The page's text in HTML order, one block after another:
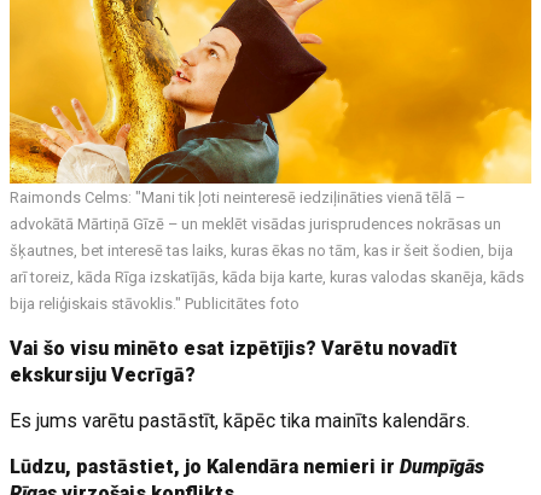
Raimonds Celms: "Mani tik ļoti neinteresē iedziļināties vienā tēlā –
advokātā Mārtiņā Gīzē – un meklēt visādas jurisprudences nokrāsas un
šķautnes, bet interesē tas laiks, kuras ēkas no tām, kas ir šeit šodien, bija
arī toreiz, kāda Rīga izskatījās, kāda bija karte, kuras valodas skanēja, kāds
bija reliģiskais stāvoklis." Publicitātes foto
Vai šo visu minēto esat izpētījis? Varētu novadīt
ekskursiju Vecrīgā?
Es jums varētu pastāstīt, kāpēc tika mainīts kalendārs.
Lūdzu, pastāstiet, jo Kalendāra nemieri irDumpīgās